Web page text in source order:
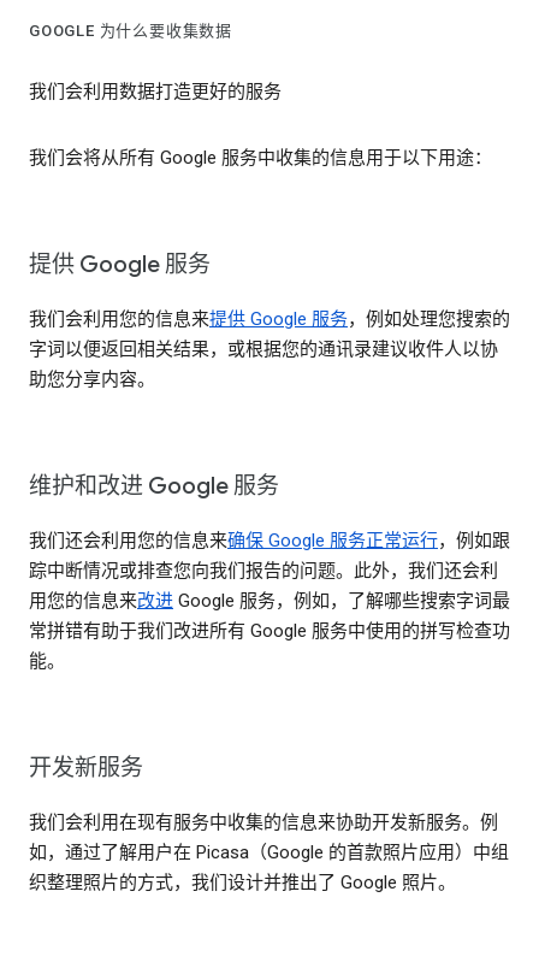
GOOGLE 为什么要收集数据
我们会利用数据打造更好的服务
我们会将从所有 Google 服务中收集的信息用于以下用途：
提供 Google 服务
我们会利用您的信息来提供 Google 服务，例如处理您搜索的
字词以便返回相关结果，或根据您的通讯录建议收件人以协
助您分享内容。
维护和改进 Google 服务
我们还会利用您的信息来确保 Google 服务正常运行，例如跟
踪中断情况或排查您向我们报告的问题。此外，我们还会利
用您的信息来改进 Google 服务，例如，了解哪些搜索字词最
常拼错有助于我们改进所有 Google 服务中使用的拼写检查功
能。
开发新服务
我们会利用在现有服务中收集的信息来协助开发新服务。例
如，通过了解用户在 Picasa（Google 的首款照片应用）中组
织整理照片的方式，我们设计并推出了 Google 照片。